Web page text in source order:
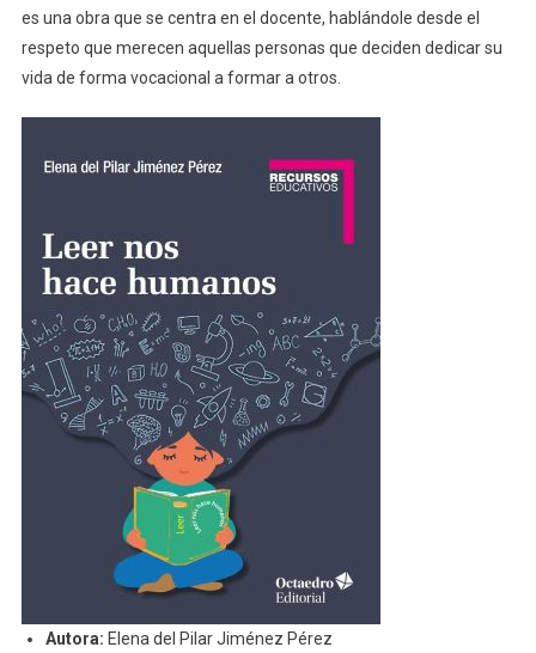
es una obra que se centra en el docente, hablándole desde el
respeto que merecen aquellas personas que deciden dedicar su
vida de forma vocacional a formar a otros.
Autora: Elena del Pilar Jiménez Pérez